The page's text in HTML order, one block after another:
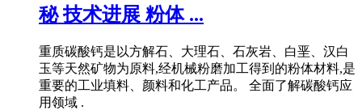
秘 技术进展 粉体 ...
重质碳酸钙是以方解石、大理石、石灰岩、白垩、汉白
玉等天然矿物为原料,经机械粉磨加工得到的粉体材料,是
重要的工业填料、颜料和化工产品。 全面了解碳酸钙应
用领域 .